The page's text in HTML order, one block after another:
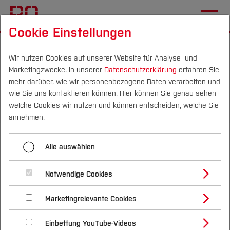
Campus Personen DE|EN Quicklinks
Studium
Studienangebote
Bachelorstudiengänge
Masterstudiengänge
Vor dem Studium
Bewerben & Einschreiben
Bewerbungsportal
Im Studium
Studienbüros und Prüfungen
Nach dem Studium
Forschung & Transfer
Profil
Forschungs- und Transferprofil
Schwerpunkte (FuT)
Beratung & Förderung
Nachhaltigkeit
Nachhaltigkeit studieren
International
Fachgebiete
Institut für Elektromobilität
Menü aufklappen
OMAxVehicle
Mithilfe der Konzipierung eines modularen
Experimentierfahrzeugs und Erzeugung Digitaler
Zwillinge soll ein breites Spektrum an verfügbaren
und kombinierbaren Antriebskomponenten für
Cookie Einstellungen
Wir nutzen Cookies auf unserer Website für Analyse- und
Marketingzwecke. In unserer Datenschutzerklärung erfahren Sie
mehr darüber, wie wir personenbezogene Daten verarbeiten und
wie Sie uns kontaktieren können. Hier können Sie genau sehen
welche Cookies wir nutzen und können entscheiden, welche Sie
annehmen.
Alle auswählen
Notwendige Cookies
Marketingrelevante Cookies
Einbettung YouTube-Videos